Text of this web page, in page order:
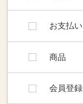
お支払い
商品
会員登録